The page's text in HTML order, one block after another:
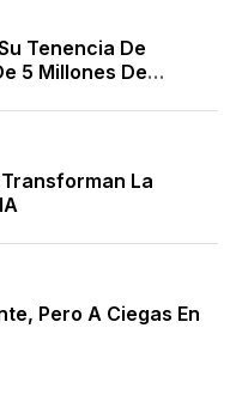
Tenencia De
5 Millones De
La
Pero A Ciegas En